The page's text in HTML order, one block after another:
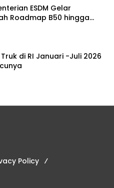
ESDM Gelar
Roadmap B50 hingga
di RI Januari -Juli 2026
Policy